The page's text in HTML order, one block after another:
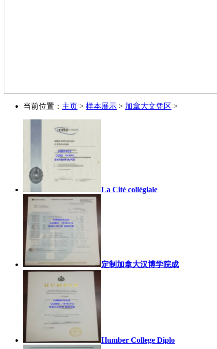
当前位置： 主页 > 样本展示 > 加拿大文凭区 >
La Cité collégiale
定制加拿大汉博学院成
Humber College Diplo